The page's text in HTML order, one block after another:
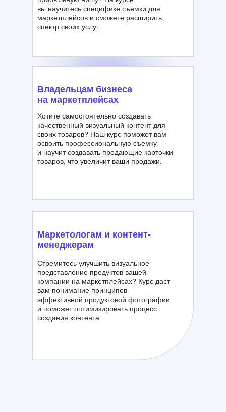
вы научитесь специфике съемки для
маркетплейсов и сможете расширить
спектр своих услуг.
Владельцам бизнеса
на маркетплейсах
Хотите самостоятельно создавать
качественный визуальный контент для
своих товаров? Наш курс поможет вам
освоить профессиональную съемку
и научит создавать продающие карточки
товаров, что увеличит ваши продажи.
Маркетологам и контент-
менеджерам
Стремитесь улучшить визуальное
представление продуктов вашей
компании на маркетплейсах? Курс даст
вам понимание принципов
эффективной продуктовой фотографии
и поможет оптимизировать процесс
создания контента.